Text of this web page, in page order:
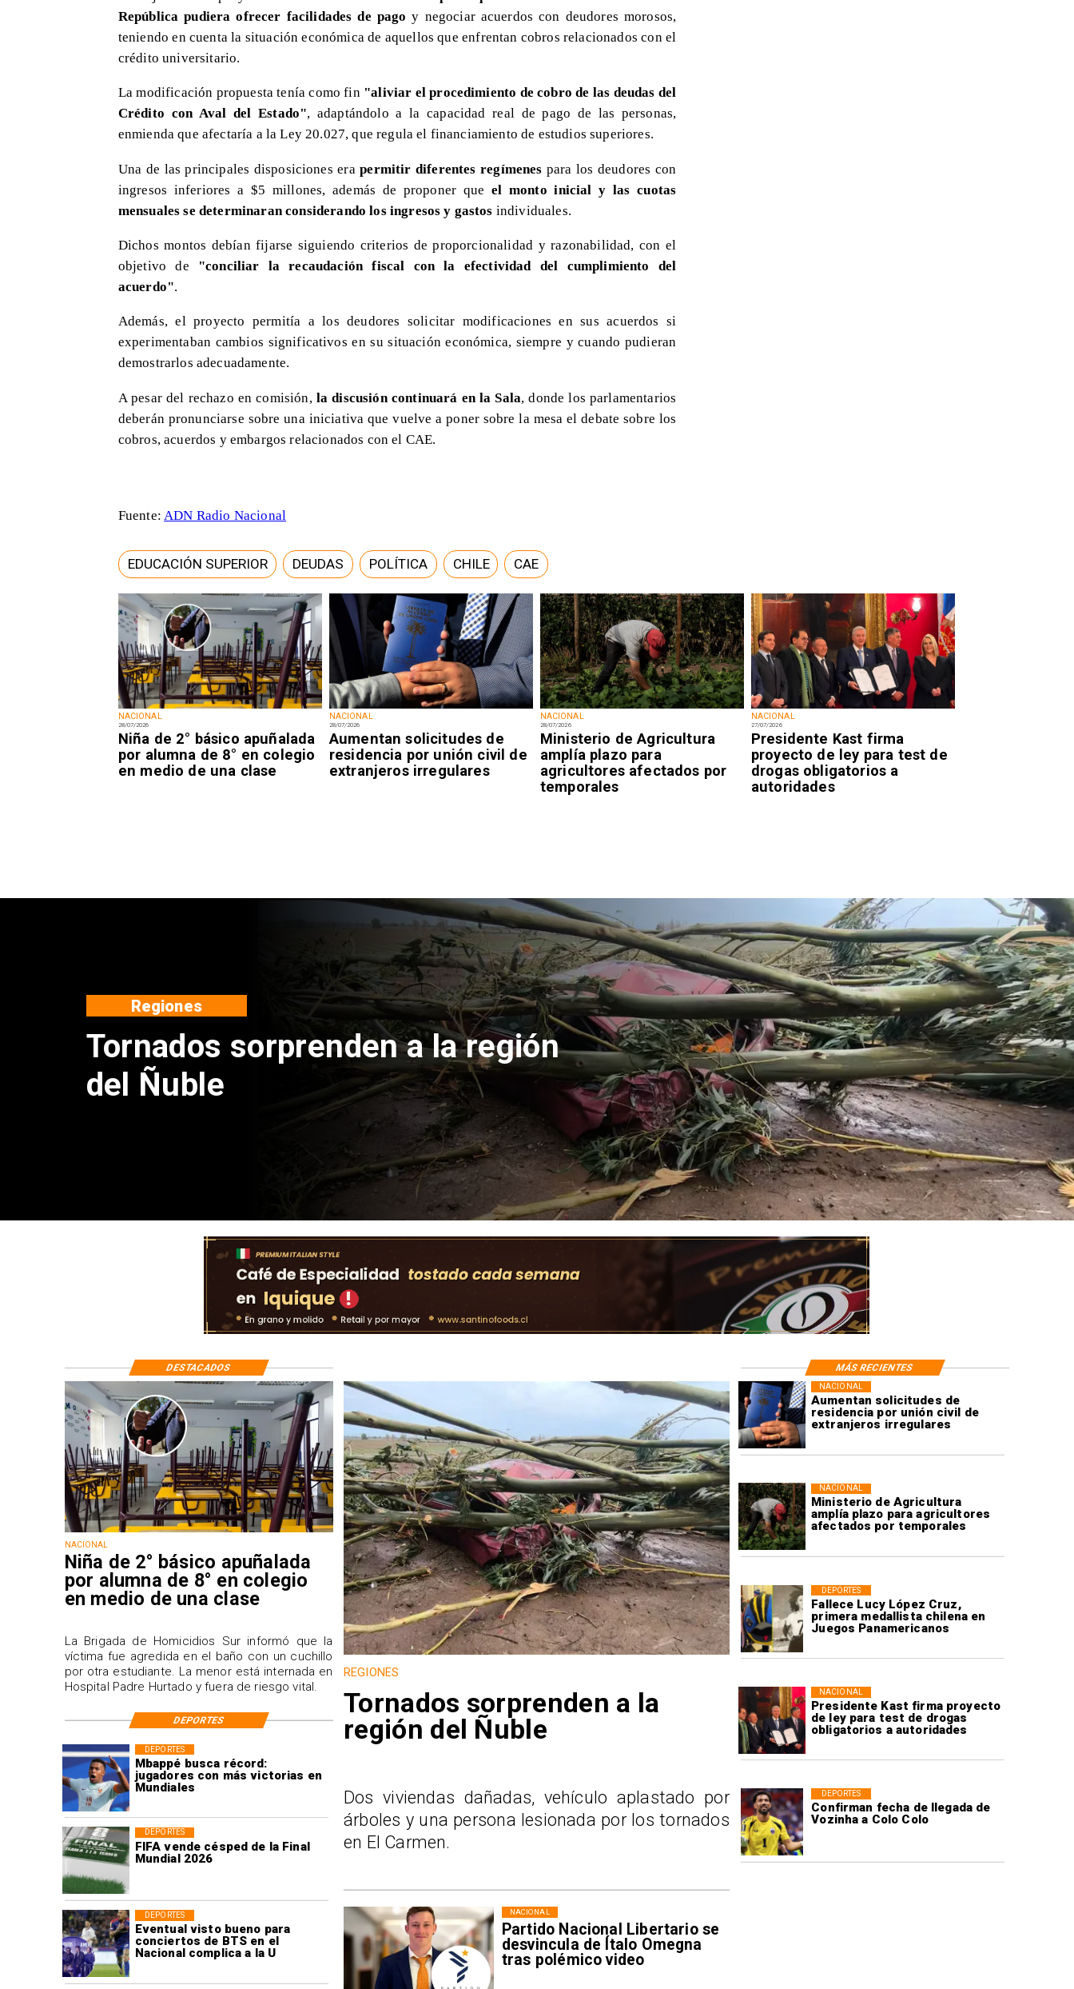
NACIONAL
28/07/2026
Niña de 2° básico apuñalada
por alumna de 8° en colegio
en medio de una clase
NACIONAL
28/07/2026
Aumentan solicitudes de
residencia por unión civil de
extranjeros irregulares
NACIONAL
28/07/2026
Ministerio de Agricultura
amplía plazo para
agricultores afectados por
temporales
NACIONAL
27/07/2026
Presidente Kast firma
proyecto de ley para test de
drogas obligatorios a
autoridades
República pudiera ofrecer facilidades de pago y negociar acuerdos con deudores morosos,
teniendo en cuenta la situación económica de aquellos que enfrentan cobros relacionados con el
crédito universitario.
La modificación propuesta tenía como fin "aliviar el procedimiento de cobro de las deudas del
Crédito con Aval del Estado", adaptándolo a la capacidad real de pago de las personas,
enmienda que afectaría a la Ley 20.027, que regula el financiamiento de estudios superiores.
Una de las principales disposiciones erapermitir diferentes regímenes para los deudores con
ingresos inferiores a $5 millones, además de proponer que el monto inicial y las cuotas
mensuales se determinaran considerando los ingresos y gastos individuales.
Dichos montos debían fijarse siguiendo criterios de proporcionalidad y razonabilidad, con el
objetivo de
"conciliar la recaudación fiscal con la efectividad del cumplimiento del
acuerdo".
Además, el proyecto permitía a los deudores solicitar modificaciones en sus acuerdos si
experimentaban cambios significativos en su situación económica, siempre y cuando pudieran
demostrarlos adecuadamente.
A pesar del rechazo en comisión, la discusión continuará en la Sala, donde los parlamentarios
deberán pronunciarse sobre una iniciativa que vuelve a poner sobre la mesa el debate sobre los
cobros, acuerdos y embargos relacionados con el CAE.
Fuente:ADN Radio Nacional
EDUCACIÓN SUPERIOR DEUDAS POLÍTICA CHILE CAE
Niña de 2° básico apuñalada por
alumna de 8° en colegio en
medio de una clase
Nacional
Aumentan solicitudes de
residencia por unión civil de
extranjeros irregulares
NACIONAL
Ministerio de Agricultura
amplía plazo para agricultores
afectados por temporales
NACIONAL
Fallece Lucy López Cruz,
primera medallista chilena en
Juegos Panamericanos
DEPORTES
Presidente Kast firma proyecto
de ley para test de drogas
obligatorios a autoridades
NACIONAL
Confirman fecha de llegada de
Vozinha a Colo Colo
DEPORTES
Mbappé busca récord:
jugadores con más victorias en
Mundiales
DEPORTES
FIFA vende césped de la Final
Mundial 2026
DEPORTES
Eventual visto bueno para
conciertos de BTS en el
Nacional complica a la U
DEPORTES
Partido Nacional Libertario se
desvincula de Ítalo Omegna
tras polémico video
NACIONAL
NACIONAL
Niña de 2° básico apuñalada
por alumna de 8° en colegio
en medio de una clase
La Brigada de Homicidios Sur informó que la
víctima fue agredida en el baño con un cuchillo
por otra estudiante. La menor está internada en
Hospital Padre Hurtado y fuera de riesgo vital.
REGIONES
Tornados sorprenden a la
región del Ñuble
Dos viviendas dañadas, vehículo aplastado por
árboles y una persona lesionada por los tornados
en El Carmen.
DESTACADOS MÁS RECIENTES
DEPORTES